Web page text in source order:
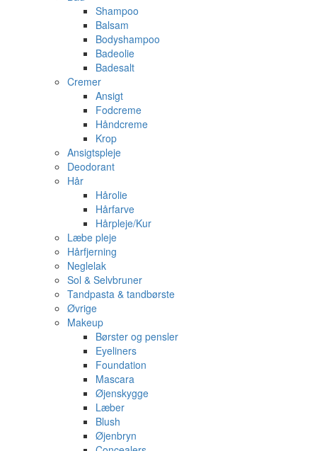
Shampoo
Balsam
Bodyshampoo
Badeolie
Badesalt
Cremer
Ansigt
Fodcreme
Håndcreme
Krop
Ansigtspleje
Deodorant
Hår
Hårolie
Hårfarve
Hårpleje/Kur
Læbe pleje
Hårfjerning
Neglelak
Sol & Selvbruner
Tandpasta & tandbørste
Øvrige
Makeup
Børster og pensler
Eyeliners
Foundation
Mascara
Øjenskygge
Læber
Blush
Øjenbryn